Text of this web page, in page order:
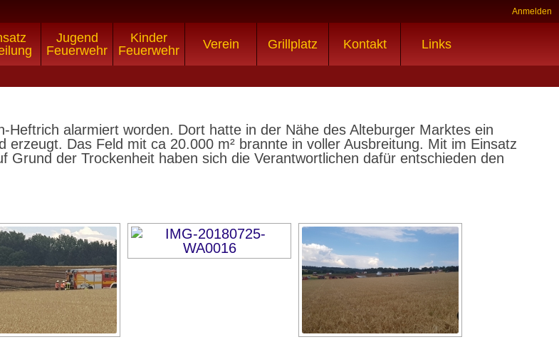
Anmelden
Jugend
Feuerwehr
Kinder
Feuerwehr
Verein Grillplatz Kontakt Links
alarmiert worden. Dort hatte in der Nähe des Alteburger Marktes ein
Das Feld mit ca 20.000 m² brannte in voller Ausbreitung. Mit im Einsatz
der Trockenheit haben sich die Verantwortlichen dafür entschieden den